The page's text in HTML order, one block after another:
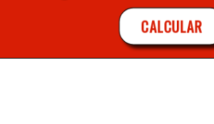
CALCULAR